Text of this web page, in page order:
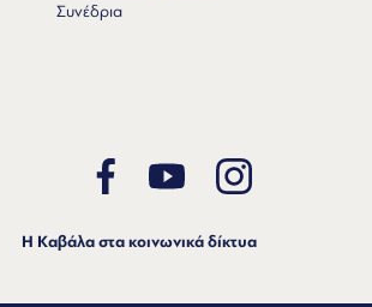
Συνέδρια
Η Καβάλα στα κοινωνικά δίκτυα